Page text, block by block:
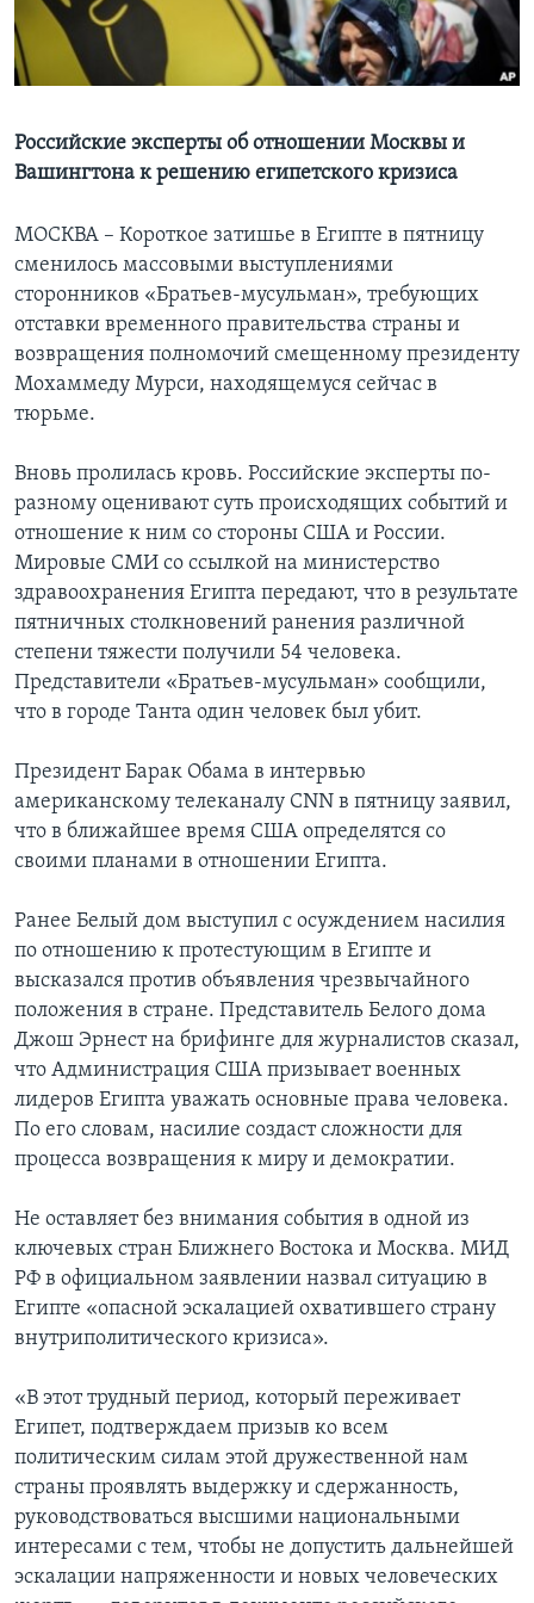
Learning English
Российские эксперты об отношении Москвы и
Вашингтона к решению египетского кризиса
МОСКВА – Короткое затишье в Египте в пятницу
сменилось массовыми выступлениями
сторонников «Братьев-мусульман», требующих
отставки временного правительства страны и
возвращения полномочий смещенному президенту
Мохаммеду Мурси, находящемуся сейчас в
тюрьме.
Вновь пролилась кровь. Российские эксперты по-
разному оценивают суть происходящих событий и
отношение к ним со стороны США и России.
Мировые СМИ со ссылкой на министерство
здравоохранения Египта передают, что в результате
пятничных столкновений ранения различной
степени тяжести получили 54 человека.
Представители «Братьев-мусульман» сообщили,
что в городе Танта один человек был убит.
Президент Барак Обама в интервью
американскому телеканалу CNN в пятницу заявил,
что в ближайшее время США определятся со
своими планами в отношении Египта.
Ранее Белый дом выступил с осуждением насилия
по отношению к протестующим в Египте и
высказался против объявления чрезвычайного
положения в стране. Представитель Белого дома
Джош Эрнест на брифинге для журналистов сказал,
что Администрация США призывает военных
лидеров Египта уважать основные права человека.
По его словам, насилие создаст сложности для
процесса возвращения к миру и демократии.
Не оставляет без внимания события в одной из
ключевых стран Ближнего Востока и Москва. МИД
РФ в официальном заявлении назвал ситуацию в
Египте «опасной эскалацией охватившего страну
внутриполитического кризиса».
«В этот трудный период, который переживает
Египет, подтверждаем призыв ко всем
политическим силам этой дружественной нам
страны проявлять выдержку и сдержанность,
руководствоваться высшими национальными
интересами с тем, чтобы не допустить дальнейшей
эскалации напряженности и новых человеческих